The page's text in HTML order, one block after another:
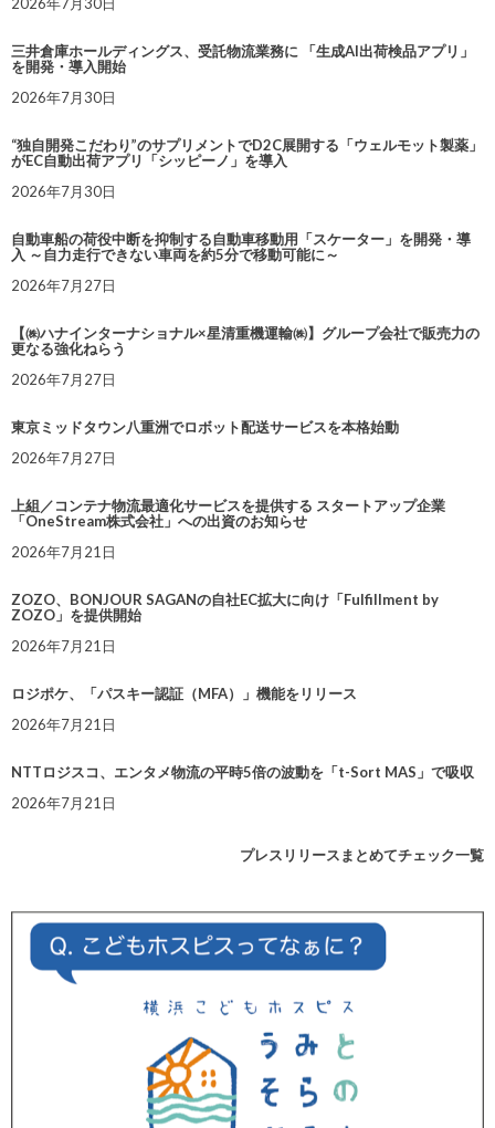
2026年7月30日
三井倉庫ホールディングス、受託物流業務に 「生成AI出荷検品アプリ」
を開発・導入開始
2026年7月30日
“独自開発こだわり”のサプリメントでD2C展開する「ウェルモット製薬」
がEC自動出荷アプリ「シッピーノ」を導入
2026年7月30日
自動車船の荷役中断を抑制する自動車移動用「スケーター」を開発・導
入 ～自力走行できない車両を約5分で移動可能に～
2026年7月27日
【㈱ハナインターナショナル×星清重機運輸㈱】グループ会社で販売力の
更なる強化ねらう
2026年7月27日
東京ミッドタウン八重洲でロボット配送サービスを本格始動
2026年7月27日
上組／コンテナ物流最適化サービスを提供する スタートアップ企業
「OneStream株式会社」への出資のお知らせ
2026年7月21日
ZOZO、BONJOUR SAGANの自社EC拡大に向け「Fulfillment by
ZOZO」を提供開始
2026年7月21日
ロジポケ、「パスキー認証（MFA）」機能をリリース
2026年7月21日
NTTロジスコ、エンタメ物流の平時5倍の波動を「t-Sort MAS」で吸収
2026年7月21日
プレスリリースまとめてチェック一覧